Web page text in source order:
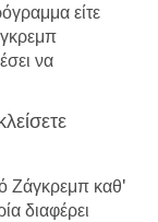
είτε
να
Ζάγκρεμπ καθ'
διαφέρει